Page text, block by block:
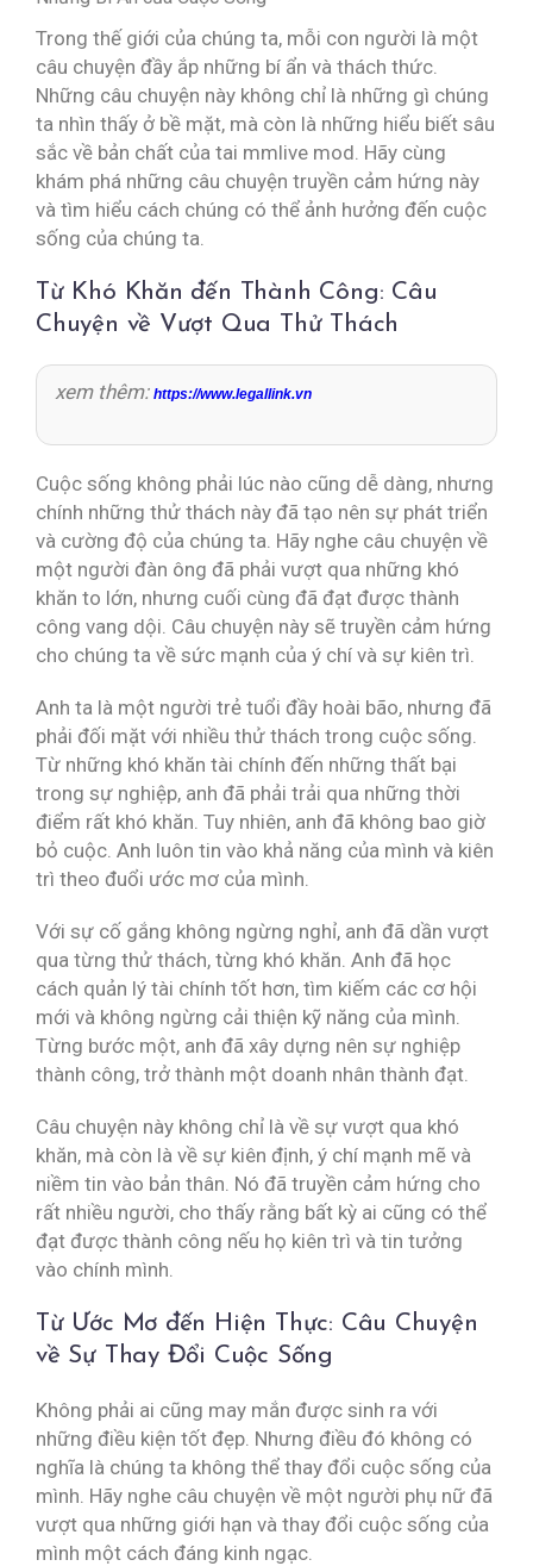
Trong thế giới của chúng ta, mỗi con người là một
câu chuyện đầy ắp những bí ẩn và thách thức.
Những câu chuyện này không chỉ là những gì chúng
ta nhìn thấy ở bề mặt, mà còn là những hiểu biết sâu
sắc về bản chất của tai mmlive mod. Hãy cùng
khám phá những câu chuyện truyền cảm hứng này
và tìm hiểu cách chúng có thể ảnh hưởng đến cuộc
sống của chúng ta.
Từ Khó Khăn đến Thành Công: Câu
Chuyện về Vượt Qua Thử Thách
xem thêm: https://www.legallink.vn
Cuộc sống không phải lúc nào cũng dễ dàng, nhưng
chính những thử thách này đã tạo nên sự phát triển
và cường độ của chúng ta. Hãy nghe câu chuyện về
một người đàn ông đã phải vượt qua những khó
khăn to lớn, nhưng cuối cùng đã đạt được thành
công vang dội. Câu chuyện này sẽ truyền cảm hứng
cho chúng ta về sức mạnh của ý chí và sự kiên trì.
Anh ta là một người trẻ tuổi đầy hoài bão, nhưng đã
phải đối mặt với nhiều thử thách trong cuộc sống.
Từ những khó khăn tài chính đến những thất bại
trong sự nghiệp, anh đã phải trải qua những thời
điểm rất khó khăn. Tuy nhiên, anh đã không bao giờ
bỏ cuộc. Anh luôn tin vào khả năng của mình và kiên
trì theo đuổi ước mơ của mình.
Với sự cố gắng không ngừng nghỉ, anh đã dần vượt
qua từng thử thách, từng khó khăn. Anh đã học
cách quản lý tài chính tốt hơn, tìm kiếm các cơ hội
mới và không ngừng cải thiện kỹ năng của mình.
Từng bước một, anh đã xây dựng nên sự nghiệp
thành công, trở thành một doanh nhân thành đạt.
Câu chuyện này không chỉ là về sự vượt qua khó
khăn, mà còn là về sự kiên định, ý chí mạnh mẽ và
niềm tin vào bản thân. Nó đã truyền cảm hứng cho
rất nhiều người, cho thấy rằng bất kỳ ai cũng có thể
đạt được thành công nếu họ kiên trì và tin tưởng
vào chính mình.
Từ Ước Mơ đến Hiện Thực: Câu Chuyện
về Sự Thay Đổi Cuộc Sống
Không phải ai cũng may mắn được sinh ra với
những điều kiện tốt đẹp. Nhưng điều đó không có
nghĩa là chúng ta không thể thay đổi cuộc sống của
mình. Hãy nghe câu chuyện về một người phụ nữ đã
vượt qua những giới hạn và thay đổi cuộc sống của
mình một cách đáng kinh ngạc.